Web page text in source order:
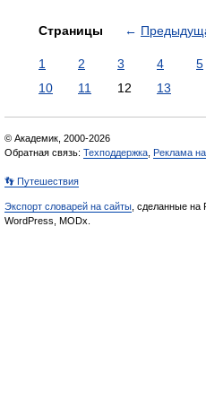
Страницы ←
1 2 3 4 5
10
11 12 13
© Академик, 2000-2026
Обратная связь: Техподдержка Реклама
👣 Путешествия
Экспорт словарей на сайты , сделанные на
WordPress, MODx.